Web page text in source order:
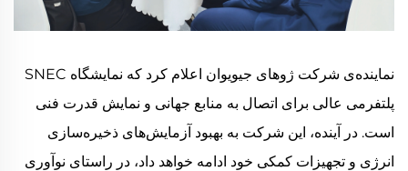
نماینده‌ی شرکت ژوهای جیویوان اعلام کرد که نمایشگاه SNEC
پلتفرمی عالی برای اتصال به منابع جهانی و نمایش قدرت فنی
است. در آینده، این شرکت به بهبود آزمایش‌های ذخیره‌سازی
انرژی و تجهیزات کمکی خود ادامه خواهد داد، در راستای نوآوری